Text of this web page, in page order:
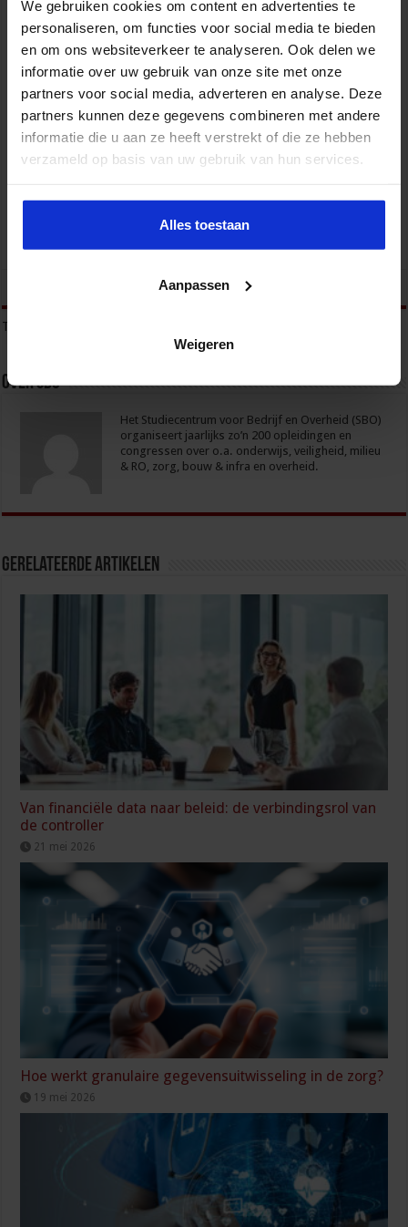
We gebruiken cookies om content en advertenties te
personaliseren, om functies voor social media te bieden
en om ons websiteverkeer te analyseren. Ook delen we
informatie over uw gebruik van onze site met onze
partners voor social media, adverteren en analyse. Deze
partners kunnen deze gegevens combineren met andere
informatie die u aan ze heeft verstrekt of die ze hebben
verzameld op basis van uw gebruik van hun services.
Alles toestaan
Aanpassen
Weigeren
Mobile Healthcare Event 2026
tweet
Tags
Over sbo
Het Studiecentrum voor Bedrijf en Overheid (SBO)
organiseert jaarlijks zo’n 200 opleidingen en
congressen over o.a. onderwijs, veiligheid, milieu
& RO, zorg, bouw & infra en overheid.
Gerelateerde Artikelen
Van financiële data naar beleid: de verbindingsrol van
de controller
21 mei 2026
Hoe werkt granulaire gegevensuitwisseling in de zorg?
19 mei 2026